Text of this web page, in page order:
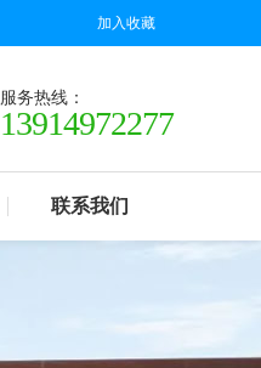
加入收藏
服务热线：
13914972277
联系我们